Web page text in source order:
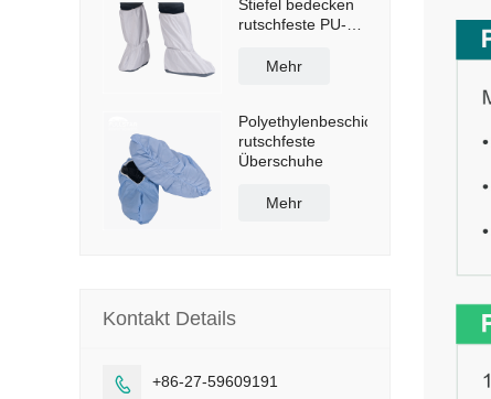
Stiefel bedecken
rutschfeste PU-
Mehr
Polyethylenbeschichtete
rutschfeste
Überschuhe
Mehr
Kontakt Details
 +86-27-59609191